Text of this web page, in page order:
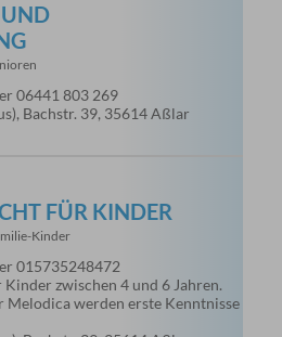
06441 803 269
Bachstr. 39, 35614 Aßlar
FÜR KINDER
Kinder
015735248472
zwischen 4 und 6 Jahren.
Melodica werden erste Kenntnisse